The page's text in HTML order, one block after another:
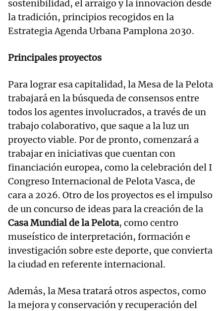
sostenibilidad, el arraigo y la innovación desde
la tradición, principios recogidos en la
Estrategia Agenda Urbana Pamplona 2030.
Principales proyectos
Para lograr esa capitalidad, la Mesa de la Pelota
trabajará en la búsqueda de consensos entre
todos los agentes involucrados, a través de un
trabajo colaborativo, que saque a la luz un
proyecto viable. Por de pronto, comenzará a
trabajar en iniciativas que cuentan con
financiación europea, como la celebración del I
Congreso Internacional de Pelota Vasca, de
cara a 2026. Otro de los proyectos es el impulso
de un concurso de ideas para la creación de la
Casa Mundial de la Pelota, como centro
museístico de interpretación, formación e
investigación sobre este deporte, que convierta
la ciudad en referente internacional.
Además, la Mesa tratará otros aspectos, como
la mejora y conservación y recuperación del